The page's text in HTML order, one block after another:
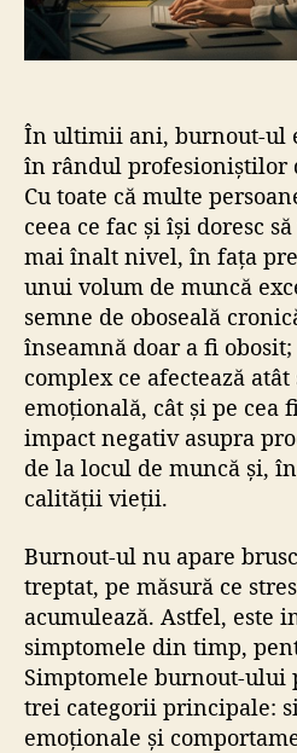
În ultimii ani, burnout-ul
în rândul profesioniștilor
Cu toate că multe
ceea ce fac și își doresc
mai înalt nivel, în fața
unui volum de muncă
semne de oboseală
înseamnă doar a fi
complex ce afectează
emoțională, cât și pe cea
impact negativ asupra
de la locul de muncă și,
calității vieții.
Burnout-ul nu apare
treptat, pe măsură ce
acumulează. Astfel, este
simptomele din timp,
Simptomele burnout-
trei categorii principale:
emoționale și